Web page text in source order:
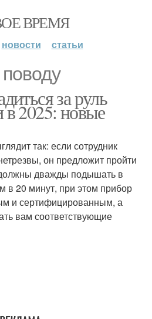
ВРЕМЯ
новости статьи
за руль
2025: новые
так: если сотрудник
он предложит пройти
дважды подышать в
в 20 минут, при этом прибор
и сертифицированным, а
вам соответствующие